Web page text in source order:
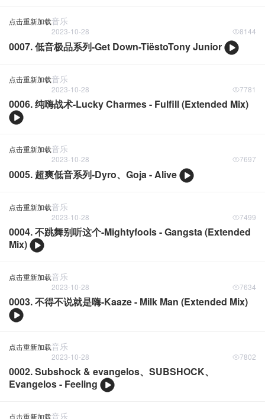
点击重新加载音乐
2023-10-28 8144
0007. 低音极品系列-Get Down-TiëstoTony Junior
点击重新加载音乐
2023-10-28 7781
0006. 纯嗨战术-Lucky Charmes - Fulfill (Extended Mix)
点击重新加载音乐
2023-10-28 7697
0005. 超爽低音系列-Dyro、Goja - Alive
点击重新加载音乐
2023-10-28 7499
0004. 不跳舞别听这个-Mightyfools - Gangsta (Extended
Mix)
点击重新加载音乐
2023-10-28 7634
0003. 不得不说就是嗨-Kaaze - Milk Man (Extended Mix)
点击重新加载音乐
2023-10-28 7802
0002. Subshock & evangelos、SUBSHOCK、
Evangelos - Feeling
点击重新加载音乐